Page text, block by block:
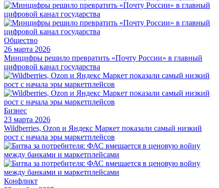
Общество
26 марта 2026
Минцифры решило превратить «Почту России» в главный
цифровой канал государства
Бизнес
23 марта 2026
Wildberries, Ozon и Яндекс Маркет показали самый низкий
рост с начала эры маркетплейсов
Конфликт